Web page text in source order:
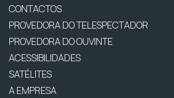
CONTACTOS
PROVEDORA DO TELESPECTADOR
PROVEDORA DO OUVINTE
ACESSIBILIDADES
SATÉLITES
A EMPRESA